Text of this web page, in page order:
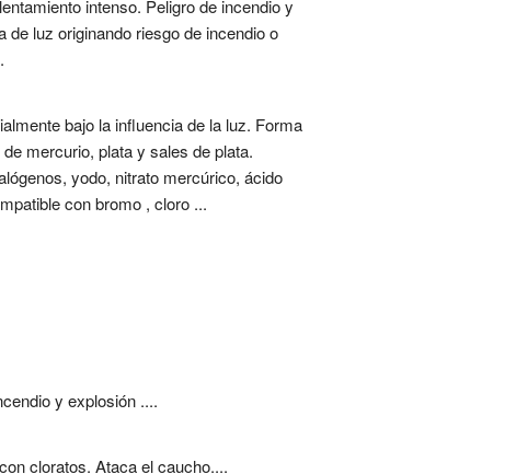
intenso. Peligro de incendio y
luz originando riesgo de incendio o
bajo la influencia de la luz. Forma
mercurio, plata y sales de plata.
yodo, nitrato mercúrico, ácido
con bromo , cloro ...
y explosión ....
cloratos. Ataca el caucho....